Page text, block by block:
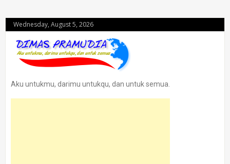
Wednesday, August 5, 2026
Aku untukmu, darimu untukqu, dan untuk semua.